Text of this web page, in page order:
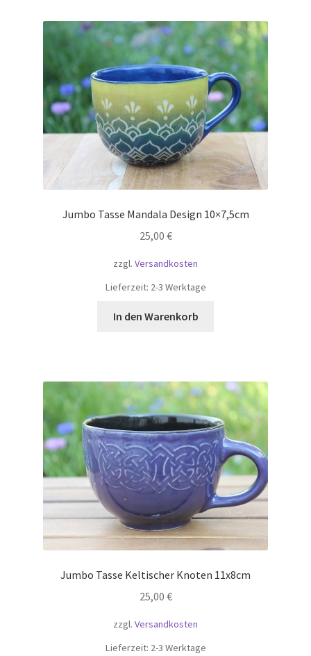
Jumbo Tasse Mandala Design 10×7,5cm
25,00 €
zzgl. Versandkosten
Lieferzeit: 2-3 Werktage
In den Warenkorb
Jumbo Tasse Keltischer Knoten 11x8cm
25,00 €
zzgl. Versandkosten
Lieferzeit: 2-3 Werktage